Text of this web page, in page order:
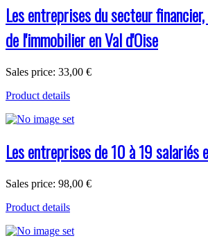
Les entreprises du secteur
de l'immobilier en Val d'Oise
Sales price: 33,00 €
Product details
Les entreprises de 10 à 19 salariés
Sales price: 98,00 €
Product details